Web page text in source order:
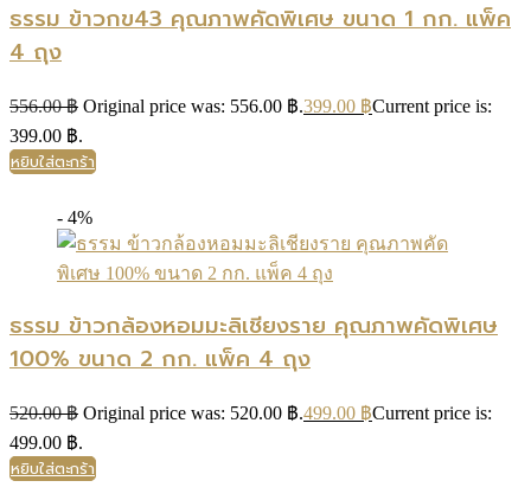
ธรรม ข้าวกข43 คุณภาพคัดพิเศษ ขนาด 1 กก. แพ็ค
4 ถุง
556.00฿ Original price was: 556.00 ฿.399.00 ฿Current price is:
399.00 ฿.
หยิบใส่ตะกร้า
- 4%
ธรรม ข้าวกล้องหอมมะลิเชียงราย คุณภาพคัดพิเศษ
100% ขนาด 2 กก. แพ็ค 4 ถุง
520.00฿ Original price was: 520.00 ฿.499.00 ฿Current price is:
499.00 ฿.
หยิบใส่ตะกร้า